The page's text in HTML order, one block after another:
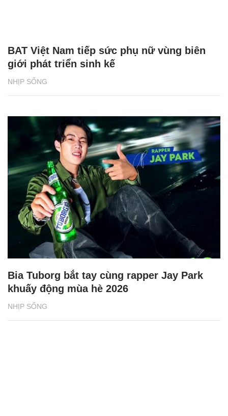
NHỊP SỐNG
BAT Việt Nam tiếp sức phụ nữ vùng biên
giới phát triển sinh kế